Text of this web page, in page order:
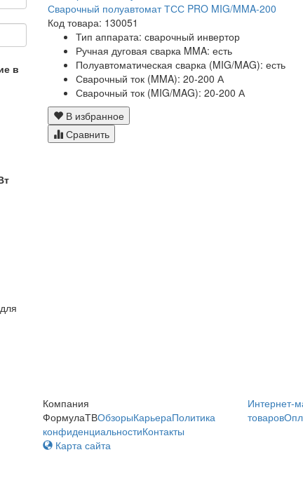
в
Сварочный полуавтомат ТСС PRO MIG/MMA-200
Код товара: 130051
Тип аппарата: сварочный инвертор
Ручная дуговая сварка MMA: есть
Полуавтоматическая сварка (MIG/MAG): есть
Сварочный ток (MMA): 20-200 А
Сварочный ток (MIG/MAG): 20-200 А
В избранное
Сравнить
Компания
ФормулаТВОбзорыКарьераПолитика
конфиденциальностиКонтакты
Интернет-
товаров
Карта сайта